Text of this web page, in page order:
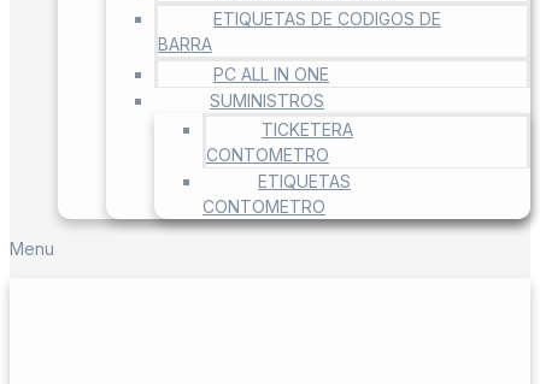
ETIQUETAS DE CODIGOS DE
BARRA
PC ALL IN ONE
SUMINISTROS
TICKETERA
CONTOMETRO
ETIQUETAS
CONTOMETRO
Menu